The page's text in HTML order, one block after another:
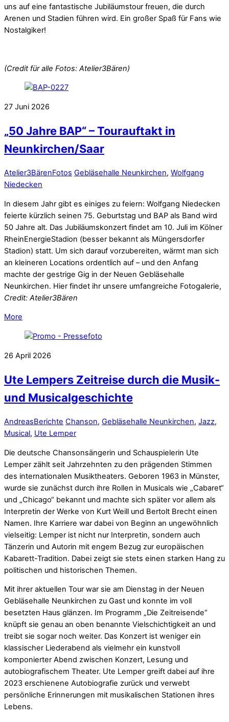
uns auf eine fantastische Jubiläumstour freuen, die durch
Arenen und Stadien führen wird. Ein großer Spaß für Fans wie
Nostalgiker!
(Credit für alle Fotos: Atelier3Bären)
27 Juni 2026
„50 Jahre BAP“ – Tourauftakt in
Neunkirchen/Saar
Atelier3BärenFotos Gebläsehalle Neunkirchen, Wolfgang
Niedecken
In diesem Jahr gibt es einiges zu feiern: Wolfgang Niedecken
feierte kürzlich seinen 75. Geburtstag und BAP als Band wird
50 Jahre alt. Das Jubiläumskonzert findet am 10. Juli im Kölner
RheinEnergieStadion (besser bekannt als Müngersdorfer
Stadion) statt. Um sich darauf vorzubereiten, wärmt man sich
an kleineren Locations ordentlich auf – und den Anfang
machte der gestrige Gig in der Neuen Gebläsehalle
Neunkirchen. Hier findet ihr unsere umfangreiche Fotogalerie,
Credit: Atelier3Bären
More
26 April 2026
Ute Lempers Zeitreise durch die Musik-
und Musicalgeschichte
AndreasBerichte Chanson, Gebläsehalle Neunkirchen, Jazz,
Musical, Ute Lemper
Die deutsche Chansonsängerin und Schauspielerin Ute
Lemper zählt seit Jahrzehnten zu den prägenden Stimmen
des internationalen Musiktheaters. Geboren 1963 in Münster,
wurde sie zunächst durch ihre Rollen in Musicals wie „Cabaret“
und „Chicago“ bekannt und machte sich später vor allem als
Interpretin der Werke von Kurt Weill und Bertolt Brecht einen
Namen. Ihre Karriere war dabei von Beginn an ungewöhnlich
vielseitig: Lemper ist nicht nur Interpretin, sondern auch
Tänzerin und Autorin mit engem Bezug zur europäischen
Kabarett-Tradition. Dabei zeigt sie stets einen starken Hang zu
politischen und historischen Themen.
Mit ihrer aktuellen Tour war sie am Dienstag in der Neuen
Gebläsehalle Neunkirchen zu Gast und konnte im voll
besetzten Haus glänzen. Im Programm „Die Zeitreisende“
knüpft sie genau an oben benannte Vielschichtigkeit an und
treibt sie sogar noch weiter. Das Konzert ist weniger ein
klassischer Liederabend als vielmehr ein kunstvoll
komponierter Abend zwischen Konzert, Lesung und
autobiografischem Theater. Ute Lemper greift dabei auf ihre
2023 erschienene Autobiografie zurück und verwebt
persönliche Erinnerungen mit musikalischen Stationen ihres
Lebens.